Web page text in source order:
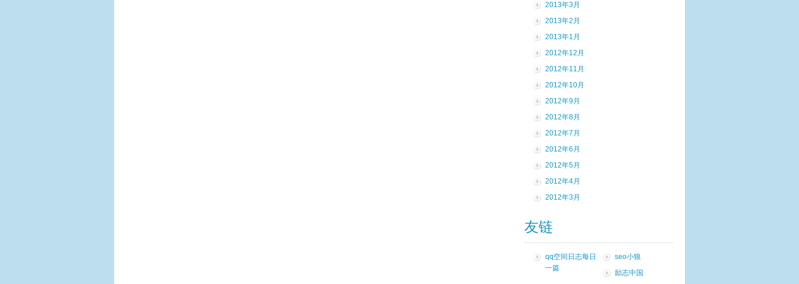
2013年3月
2013年2月
2013年1月
2012年12月
2012年11月
2012年10月
2012年9月
2012年8月
2012年7月
2012年6月
2012年5月
2012年4月
2012年3月
友链
qq空间日志每日
一篇
seo小狼
励志中国